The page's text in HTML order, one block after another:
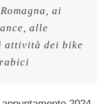
ai
alle
attività dei bike